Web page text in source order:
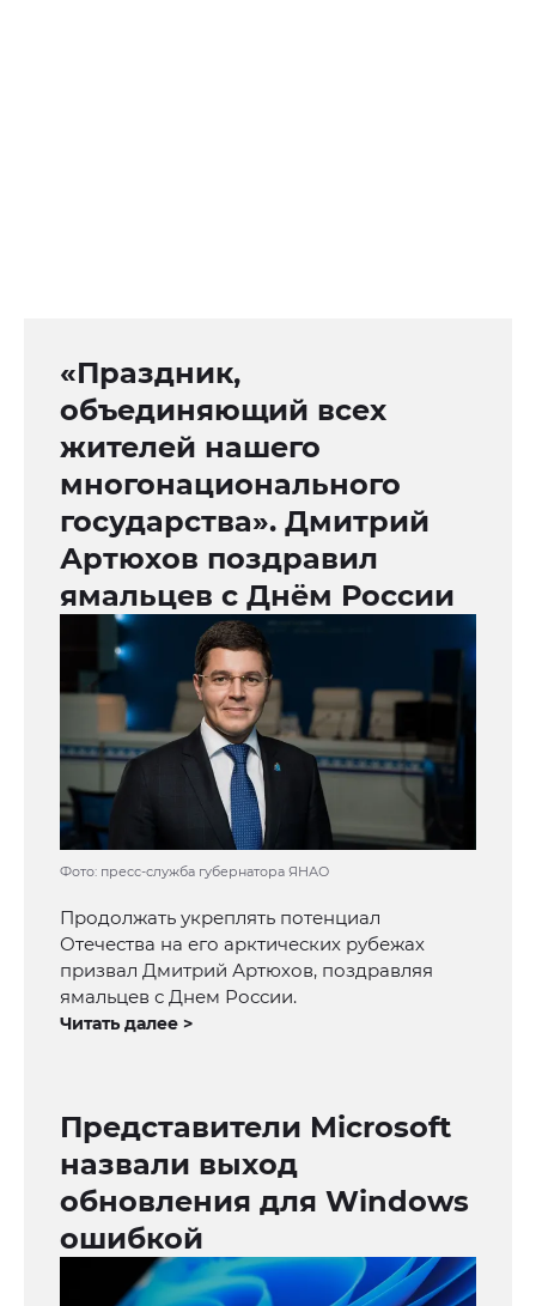
«Праздник,
объединяющий всех
жителей нашего
многонационального
государства». Дмитрий
Артюхов поздравил
ямальцев с Днём России
Фото: пресс-служба губернатора ЯНАО
Продолжать укреплять потенциал
Отечества на его арктических рубежах
призвал Дмитрий Артюхов, поздравляя
ямальцев с Днем России.
Читать далее >
Представители Microsoft
назвали выход
обновления для Windows
ошибкой